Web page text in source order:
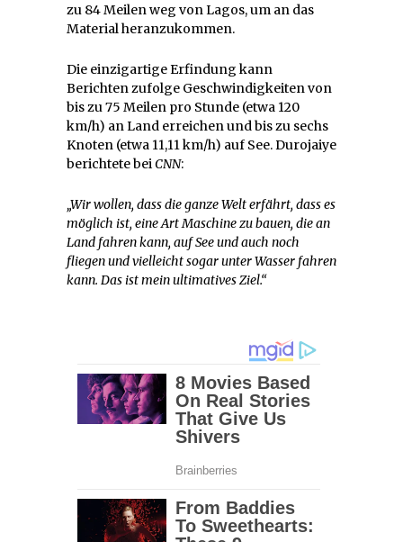
zu 84 Meilen weg von Lagos, um an das
Material heranzukommen.
Die einzigartige Erfindung kann
Berichten zufolge Geschwindigkeiten von
bis zu 75 Meilen pro Stunde (etwa 120
km/h) an Land erreichen und bis zu sechs
Knoten (etwa 11,11 km/h) auf See. Durojaiye
berichtete beiCNN:
„Wir wollen, dass die ganze Welt erfährt, dass es
möglich ist, eine Art Maschine zu bauen, die an
Land fahren kann, auf See und auch noch
fliegen und vielleicht sogar unter Wasser fahren
kann. Das ist mein ultimatives Ziel.“